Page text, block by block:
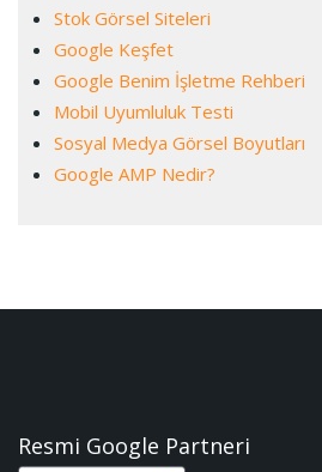
Stok Görsel Siteleri
Google Keşfet
Google Benim İşletme Rehberi
Mobil Uyumluluk Testi
Sosyal Medya Görsel Boyutları
Google AMP Nedir?
Resmi Google Partneri